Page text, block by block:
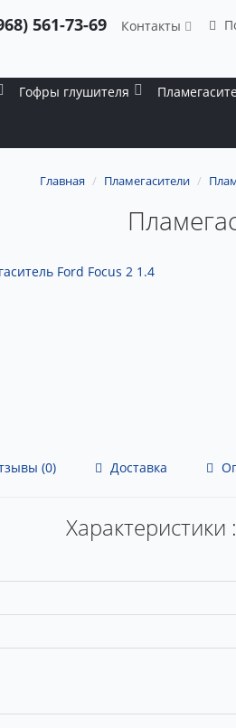
561-73-69 Контакты
Гофры глушителя
Главная Пламегасители
(0) Доставка